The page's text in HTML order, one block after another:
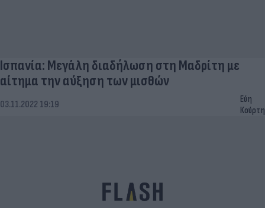
Ισπανία: Μεγάλη διαδήλωση στη Μαδρίτη με
αίτημα την αύξηση των μισθών
03.11.2022 19:19
Εύη
Κούρτη